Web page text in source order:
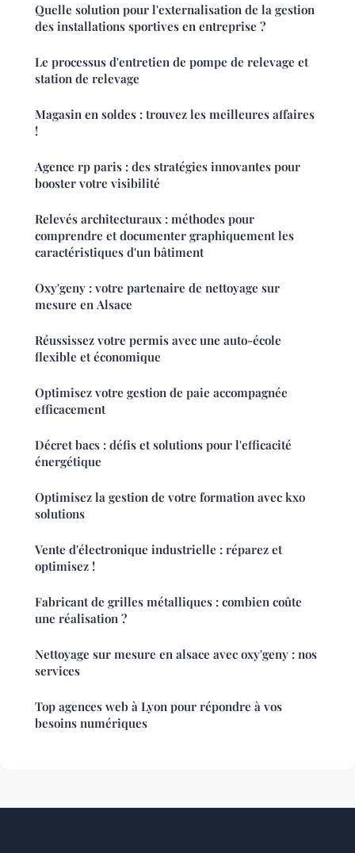
Quelle solution pour l'externalisation de la gestion
des installations sportives en entreprise ?
Le processus d'entretien de pompe de relevage et
station de relevage
Magasin en soldes : trouvez les meilleures affaires
!
Agence rp paris : des stratégies innovantes pour
booster votre visibilité
Relevés architecturaux : méthodes pour
comprendre et documenter graphiquement les
caractéristiques d'un bâtiment
Oxy'geny : votre partenaire de nettoyage sur
mesure en Alsace
Réussissez votre permis avec une auto-école
flexible et économique
Optimisez votre gestion de paie accompagnée
efficacement
Décret bacs : défis et solutions pour l'efficacité
énergétique
Optimisez la gestion de votre formation avec kxo
solutions
Vente d'électronique industrielle : réparez et
optimisez !
Fabricant de grilles métalliques : combien coûte
une réalisation ?
Nettoyage sur mesure en alsace avec oxy'geny : nos
services
Top agences web à Lyon pour répondre à vos
besoins numériques